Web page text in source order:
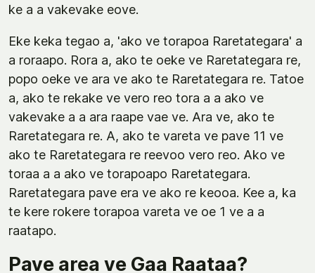
ke a a vakevake eove.
Eke keka tegao a, 'ako ve torapoa Raretategara' a
a roraapo. Rora a, ako te oeke ve Raretategara re,
popo oeke ve ara ve ako te Raretategara re. Tatoe
a, ako te rekake ve vero reo tora a a ako ve
vakevake a a ara raape vae ve. Ara ve, ako te
Raretategara re. A, ako te vareta ve pave 11 ve
ako te Raretategara re reevoo vero reo. Ako ve
toraa a a ako ve torapoapo Raretategara.
Raretategara pave era ve ako re keooa. Kee a, ka
te kere rokere torapoa vareta ve oe 1 ve a a
raatapo.
Pave area ve Gaa Raataa?